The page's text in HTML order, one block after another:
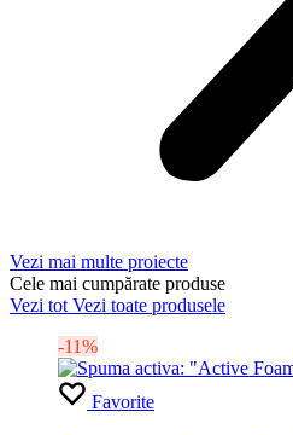
Vezi mai multe proiecte
Cele mai cumpărate produse
Vezi tot Vezi toate produsele
-11%
Favorite